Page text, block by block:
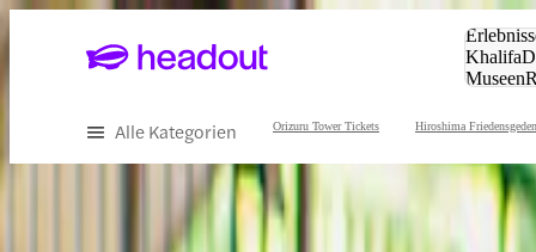
Suche:
Khalifa
Museen
Alle Kategorien Orizuru Tower Tickets Hiroshima